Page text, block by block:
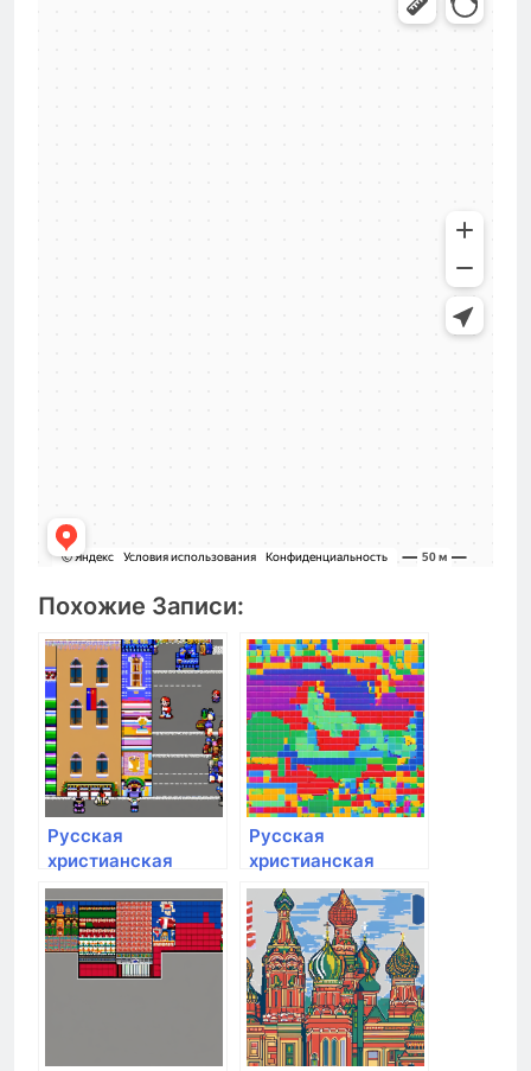
Похожие Записи:
Русская
христианская
гуманитарная
академия им. Ф.М.
Достоевского
Русская
христианская
гуманитарная
академия им. Ф.М.
Достоевского